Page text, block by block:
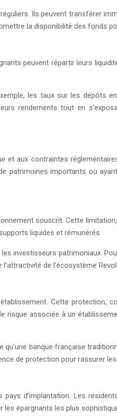
Ils peuvent transférer
la disponibilité des fonds
peuvent répartir leurs
les taux sur les dépôts
rendements tout en
et aux contraintes
patrimoines importants ou
souscrit. Cette
liquides et rémunérés.
investisseurs patrimoniaux.
de l’écosystème
Cette protection,
risque associée à un
banque française
de protection pour rassurer
d’implantation. Les
les épargnants les plus